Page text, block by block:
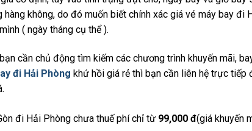
không, do đó muốn biết chính xác giá vé máy bay đi
( ngày tháng cụ thể ).
cần chủ động tìm kiếm các chương trình khuyến mãi,
đi Hải Phòng khứ hồi giá rẻ thì bạn cần liên hệ trực tiếp
đi Hải Phòng chưa thuế phí chỉ từ 99,000 đ(giá khuyến